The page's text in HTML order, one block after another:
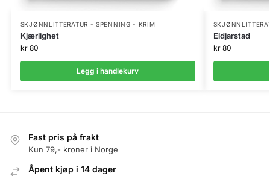
SKJØNNLITTERATUR - SPENNING - KRIM
Kjærlighet
kr80
Legg i handlekurv
Eldjarstad
kr80
Fast pris på frakt
Kun 79,- kroner i Norge
Åpent kjøp i 14 dager